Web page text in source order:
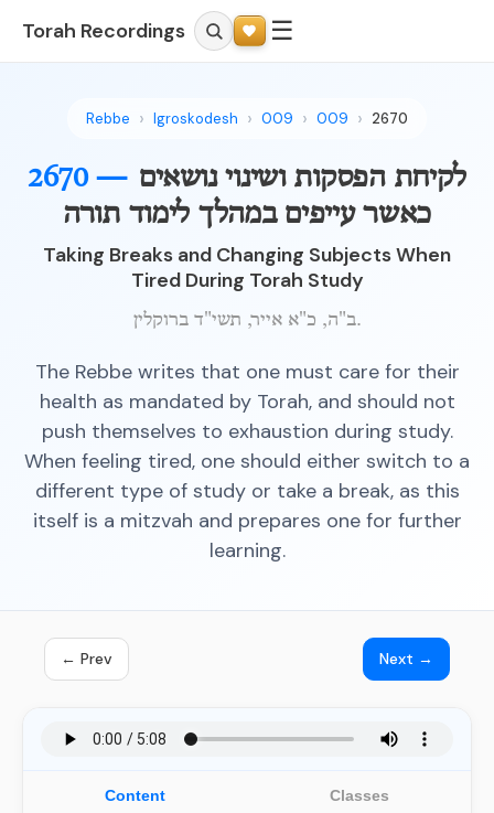
Torah Recordings ☰
Rebbe Igroskodesh 009 009 2670
2670 — לקיחת הפסקות ושינוי נושאים
כאשר עייפים במהלך לימוד תורה
Taking Breaks and Changing Subjects When
Tired During Torah Study
ב"ה, כ"א אייר, תשי"ד ברוקלין.
The Rebbe writes that one must care for their
health as mandated by Torah, and should not
push themselves to exhaustion during study.
When feeling tired, one should either switch to a
different type of study or take a break, as this
itself is a mitzvah and prepares one for further
learning.
← Prev Next →
Content Classes